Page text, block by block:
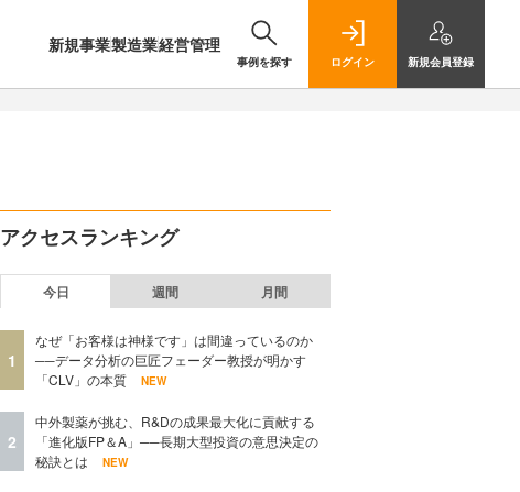
新規事業製造業経営管理
事例を探す ログイン 新規会員登録
アクセスランキング
今日 週間 月間
1
なぜ「お客様は神様です」は間違っているのか
──データ分析の巨匠フェーダー教授が明かす
「CLV」の本質
NEW
2
中外製薬が挑む、R&Dの成果最大化に貢献する
「進化版FP＆A」──長期大型投資の意思決定の
秘訣とは
NEW